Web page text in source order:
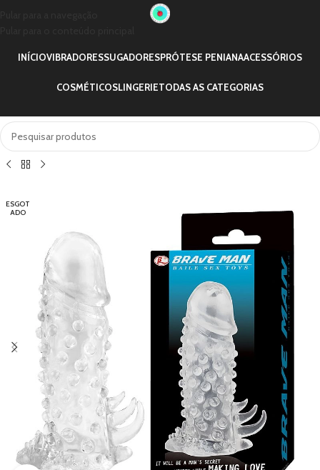
INÍCIOVIBRADORESSUGADORESPRÓTESE PENIANAACESSÓRIOS
COSMÉTICOSLINGERIETODAS AS CATEGORIAS
ESGOT
ADO